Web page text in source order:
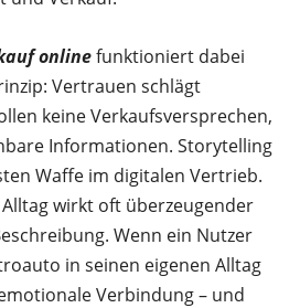
onlinefunktioniert dabei
Vertrauen schlägt
keine Verkaufsversprechen,
Informationen. Storytelling
Waffe im digitalen Vertrieb.
wirkt oft überzeugender
Wenn ein Nutzer
in seinen eigenen Alltag
Verbindung – und